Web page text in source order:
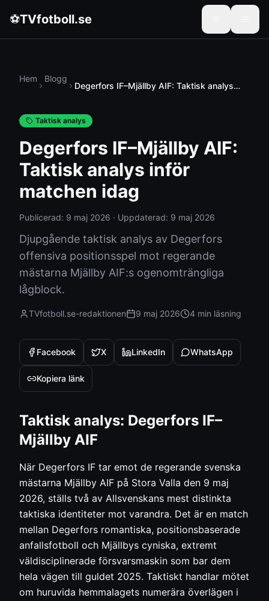
⚽TVfotboll.se
Hem Blogg
Degerfors IF–Mjällby AIF: Taktisk analys
Taktisk analys
Degerfors IF–Mjällby AIF:
Taktisk analys inför
matchen idag
Publicerad: 9 maj 2026 · Uppdaterad: 9 maj 2026
Djupgående taktisk analys av Degerfors
offensiva positionsspel mot regerande
mästarna Mjällby AIF:s ogenomträngliga
lågblock.
TVfotboll.se-redaktionen 9 maj 2026 4 min läsning
Facebook X LinkedIn WhatsApp
Kopiera länk
Taktisk analys: Degerfors IF–
Mjällby AIF
När Degerfors IF tar emot de regerande svenska
mästarna Mjällby AIF på Stora Valla den 9 maj
2026, ställs två av Allsvenskans mest distinkta
taktiska identiteter mot varandra. Det är en match
mellan Degerfors romantiska, positionsbaserade
anfallsfotboll och Mjällbys cyniska, extremt
väldisciplinerade försvarsmaskin som bar dem
hela vägen till guldet 2025. Taktiskt handlar mötet
om huruvida hemmalagets numerära överlägen i